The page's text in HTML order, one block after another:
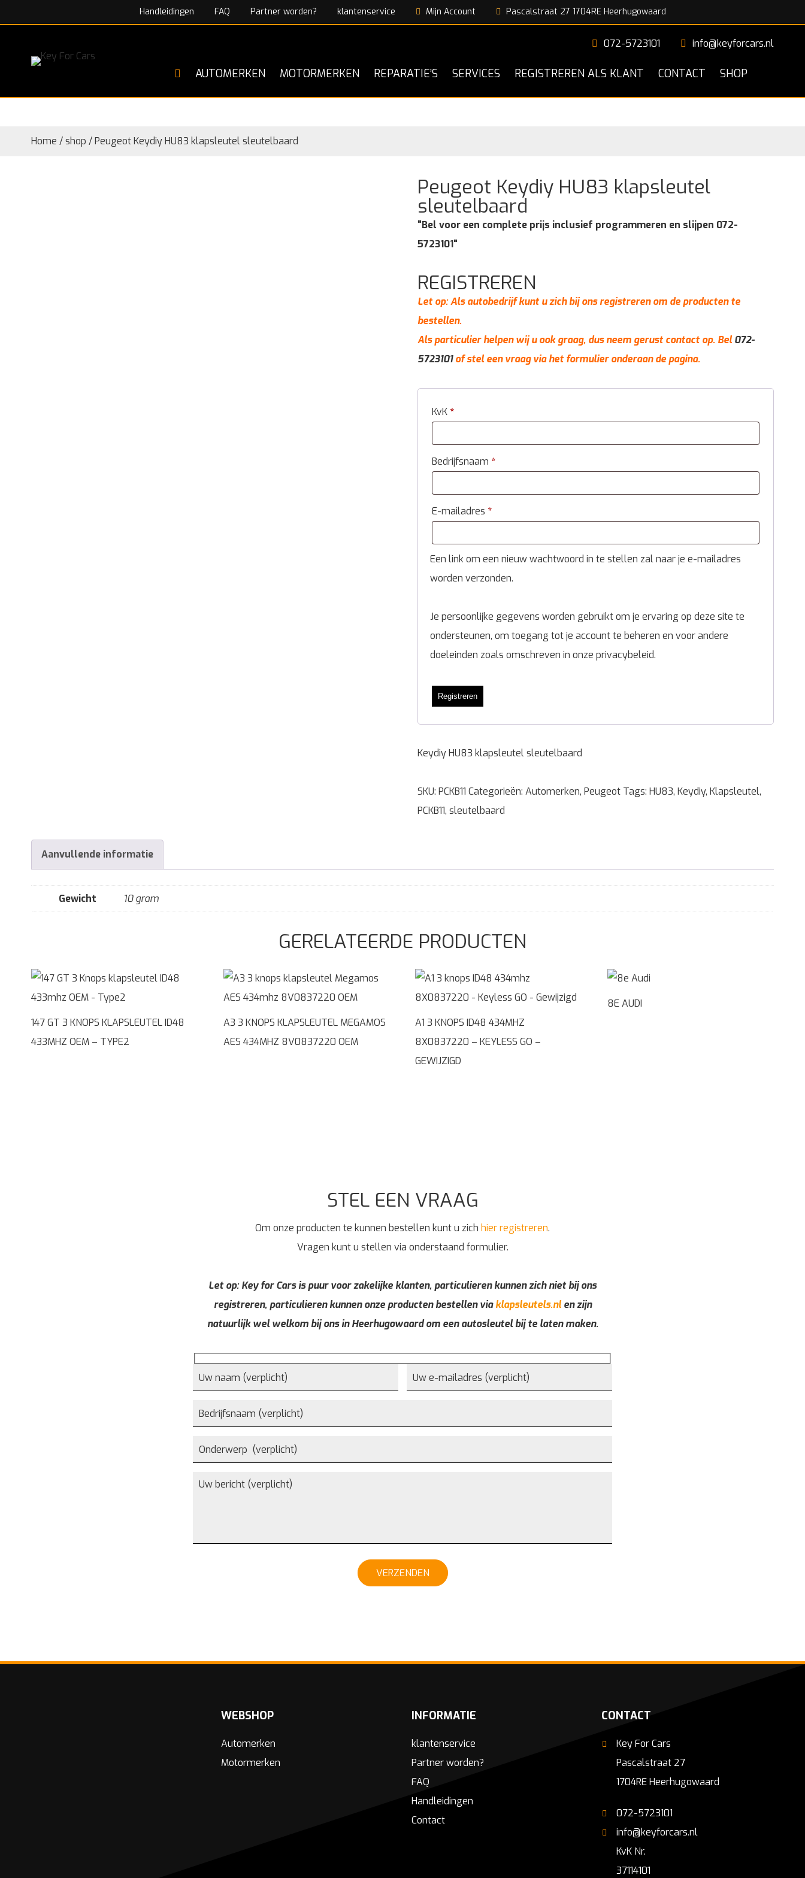
Handleidingen FAQ Partner worden? klantenservice Mijn Account Pascalstraat 27 1704RE Heerhugowaard
072-5723101 info@keyforcars.nl
AUTOMERKEN MOTORMERKEN REPARATIE’S SERVICES REGISTREREN ALS KLANT CONTACT SHOP
Home /shop /Peugeot Keydiy HU83 klapsleutel sleutelbaard
Peugeot Keydiy HU83 klapsleutel
sleutelbaard
"Bel voor een complete prijs inclusief programmeren en slijpen 072-
5723101"
REGISTREREN
Let op: Als autobedrijf kunt u zich bij ons registreren om de producten te
bestellen.
Als particulier helpen wij u ook graag, dus neem gerust contact op. Bel072-
5723101of stel een vraag via het formulier onderaan de pagina.
KvK *
Bedrijfsnaam *
E-mailadres *
Een link om een nieuw wachtwoord in te stellen zal naar je e-mailadres
worden verzonden.
Je persoonlijke gegevens worden gebruikt om je ervaring op deze site te
ondersteunen, om toegang tot je account te beheren en voor andere
doeleinden zoals omschreven in onze privacybeleid.
Registreren
Keydiy HU83 klapsleutel sleutelbaard
SKU: PCKB11 Categorieën: Automerken, Peugeot Tags: HU83, Keydiy, Klapsleutel,
PCKB11, sleutelbaard
Aanvullende informatie
Gewicht 10 gram
GERELATEERDE PRODUCTEN
147 GT 3 KNOPS KLAPSLEUTEL ID48
433MHZ OEM – TYPE2
A3 3 KNOPS KLAPSLEUTEL MEGAMOS
AES 434MHZ 8V0837220 OEM
A1 3 KNOPS ID48 434MHZ
8X0837220 – KEYLESS GO –
GEWIJZIGD
8E AUDI
STEL EEN VRAAG
Om onze producten te kunnen bestellen kunt u zich hier registreren.
Vragen kunt u stellen via onderstaand formulier.
Let op: Key for Cars is puur voor zakelijke klanten, particulieren kunnen zich niet bij ons
registreren, particulieren kunnen onze producten bestellen viaklapsleutels.nlen zijn
natuurlijk wel welkom bij ons in Heerhugowaard om een autosleutel bij te laten maken.
VERZENDEN
WEBSHOP
Automerken
Motormerken
INFORMATIE
klantenservice
Partner worden?
FAQ
Handleidingen
Contact
CONTACT
Key For Cars
Pascalstraat 27
1704RE Heerhugowaard
072-5723101
info@keyforcars.nl
KvK Nr.
37114101